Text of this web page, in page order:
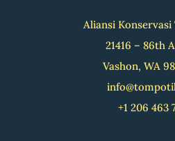
Aliansi
21416 – 86th
Vashon, WA
+1 206 463